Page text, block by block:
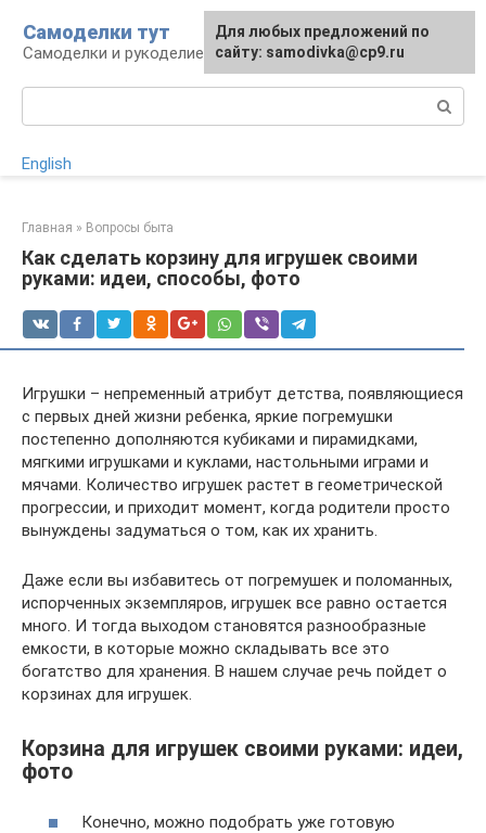
контенту
Самоделки тут
Самоделки и рукоделие для дома и участка
English
Главная » Вопросы быта
Как сделать корзину для игрушек своими
руками: идеи, способы, фото
Игрушки – непременный атрибут детства, появляющиеся
с первых дней жизни ребенка, яркие погремушки
постепенно дополняются кубиками и пирамидками,
мягкими игрушками и куклами, настольными играми и
мячами. Количество игрушек растет в геометрической
прогрессии, и приходит момент, когда родители просто
вынуждены задуматься о том, как их хранить.
Даже если вы избавитесь от погремушек и поломанных,
испорченных экземпляров, игрушек все равно остается
много. И тогда выходом становятся разнообразные
емкости, в которые можно складывать все это
богатство для хранения. В нашем случае речь пойдет о
корзинах для игрушек.
Корзина для игрушек своими руками: идеи,
фото
Конечно, можно подобрать уже готовую
Для любых предложений по
сайту: samodivka@cp9.ru